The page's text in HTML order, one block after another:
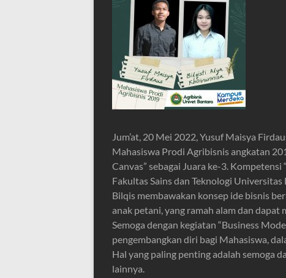
Jum’at, 20 Mei 2022, Yusuf Maisya
Mahasiswa Prodi Agribisnis angkatan
Canvas” sebagai Juara ke-3.
Fakultas Sains dan Teknologi
Bilqis membawakan konsep ide bisnis
anak petani, yang ramah alam dan
Semoga dengan kegiatan “Business
pengembangkan diri bagi Mahasiswa,
Hal yang paling penting adalah semoga
lainnya.